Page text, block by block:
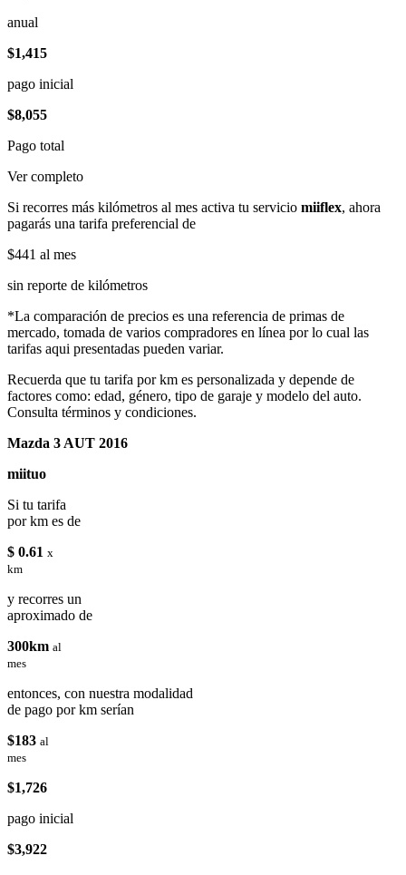
anual
$1,415
pago inicial
$8,055
Pago total
Ver completo
Si recorres más kilómetros al mes activa tu servicio miiflex, ahora
pagarás una tarifa preferencial de
$441 al mes
sin reporte de kilómetros
*La comparación de precios es una referencia de primas de
mercado, tomada de varios compradores en línea por lo cual las
tarifas aqui presentadas pueden variar.
Recuerda que tu tarifa por km es personalizada y depende de
factores como: edad, género, tipo de garaje y modelo del auto.
Consulta términos y condiciones.
Mazda 3 AUT 2016
miituo
Si tu tarifa
por km es de
$ 0.61 x
km
y recorres un
aproximado de
300km al
mes
entonces, con nuestra modalidad
de pago por km serían
$183 al
mes
$1,726
pago inicial
$3,922